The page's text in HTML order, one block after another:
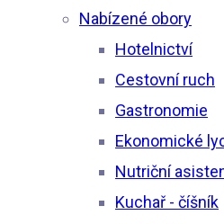
Nabízené obory
Hotelnictví
Cestovní ruch
Gastronomie
Ekonomické
Nutriční
Kuchař - číšník